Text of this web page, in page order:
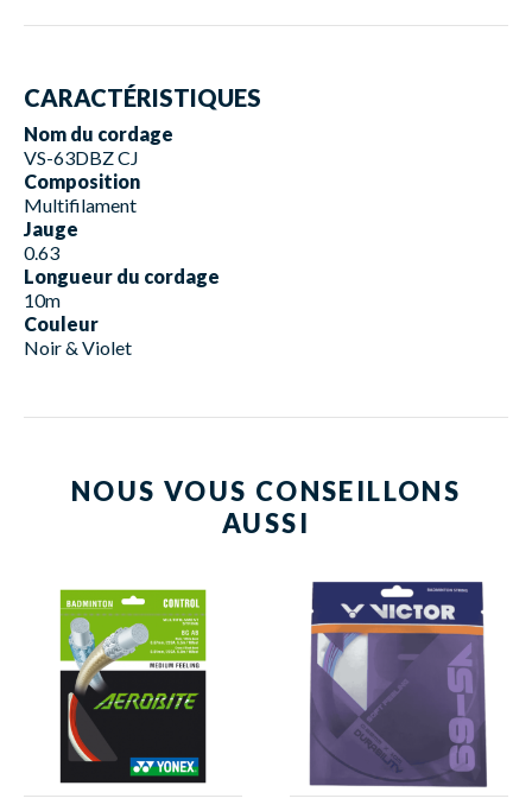
CARACTÉRISTIQUES
Nom du cordage
VS-63DBZ CJ
Composition
Multifilament
Jauge
0.63
Longueur du cordage
10m
Couleur
Noir & Violet
NOUS VOUS CONSEILLONS
AUSSI